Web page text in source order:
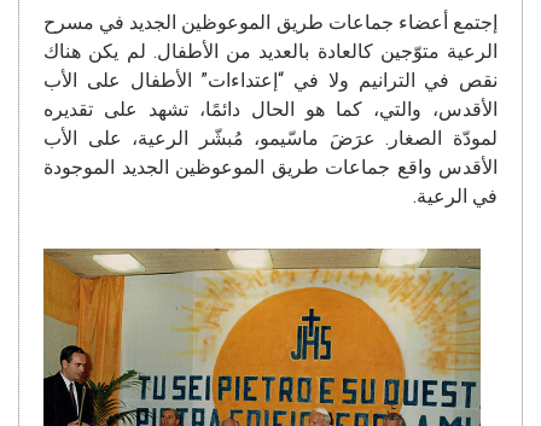
إجتمع أعضاء جماعات طريق الموعوظين الجديد في مسرح
الرعية متوّجين كالعادة بالعديد من الأطفال. لم يكن هناك
نقص في الترانيم ولا في “إعتداءات” الأطفال على الأب
الأقدس، والتي، كما هو الحال دائمًا، تشهد على تقديره
لمودّة الصغار. عرَضَ ماسّيمو، مُبشّر الرعية، على الأب
الأقدس واقع جماعات طريق الموعوظين الجديد الموجودة
في الرعية.